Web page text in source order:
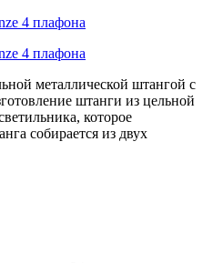
металлической штангой с
штанги из цельной
которое
собирается из двух